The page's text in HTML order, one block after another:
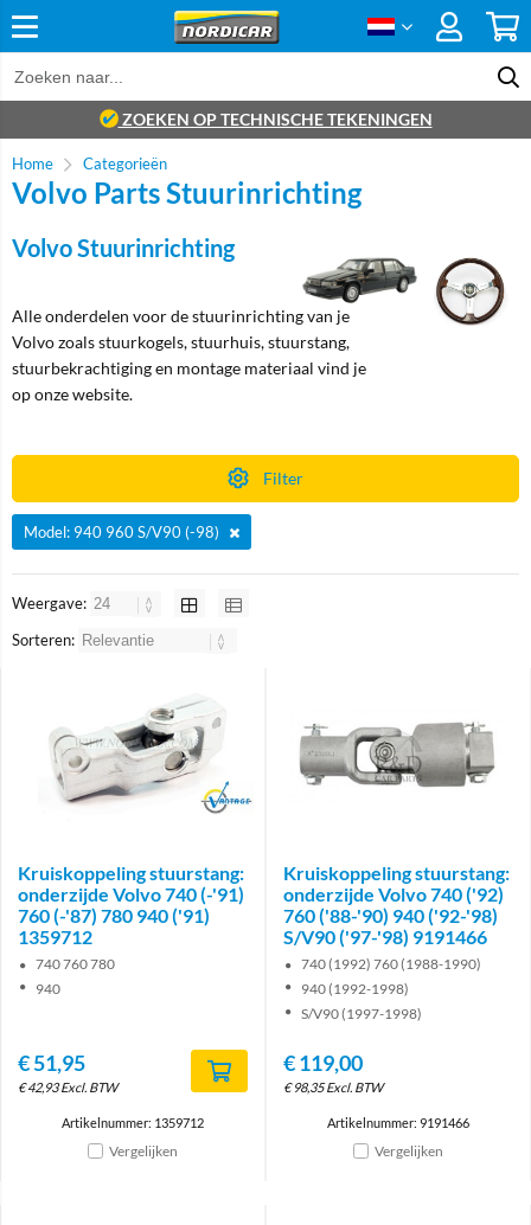
ZOEKEN OP TECHNISCHE TEKENINGEN
Home Categorieën
Volvo Parts Stuurinrichting
Volvo Stuurinrichting
Alle onderdelen voor de stuurinrichting van je
Volvo zoals stuurkogels, stuurhuis, stuurstang,
stuurbekrachtiging en montage materiaal vind je
op onze website.
Filter
Model: 940 960 S/V90 (-98)
Weergave:
Sorteren:
Brand
Kruiskoppeling stuurstang:
onderzijde Volvo 740 (-'91)
760 (-'87) 780 940 ('91)
1359712
740 760 780
940
€51,95
€42,93 Excl. BTW
Artikelnummer: 1359712
Vergelijken
Kruiskoppeling stuurstang:
onderzijde Volvo 740 ('92)
760 ('88-'90) 940 ('92-'98)
S/V90 ('97-'98) 9191466
740 (1992) 760 (1988-1990)
940 (1992-1998)
S/V90 (1997-1998)
€119,00
€98,35 Excl. BTW
Artikelnummer: 9191466
Vergelijken